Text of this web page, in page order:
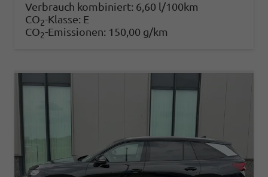
Verbrauch kombiniert: 6,60 l/100km
CO2-Klasse: E
CO2-Emissionen: 150,00 g/km